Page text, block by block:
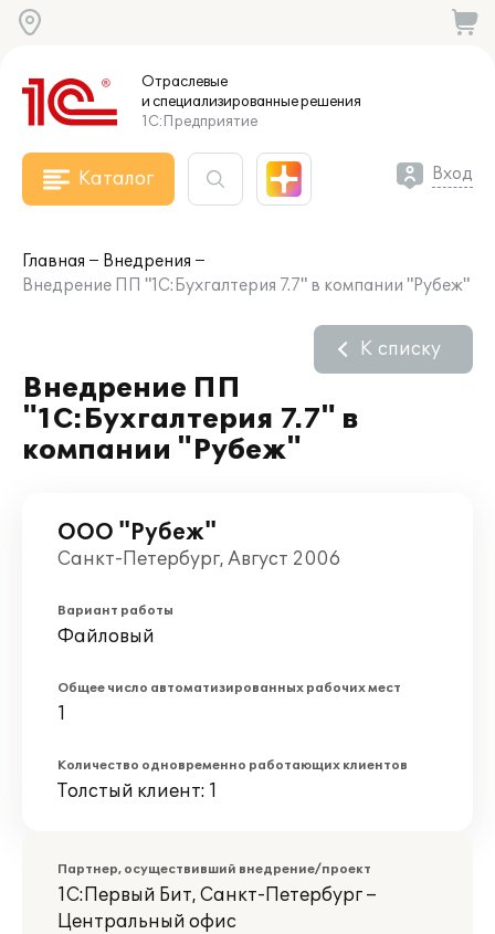
Отраслевые
и специализированныерешения
1С:Предприятие
Каталог Вход
Главная
Внедрения
Внедрение ПП "1С:Бухгалтерия 7.7" в компании "Рубеж"
Внедрение ПП
"1С:Бухгалтерия 7.7" в
компании "Рубеж"
К списку
ООО "Рубеж"
Санкт-Петербург, Август 2006
Вариант работы
Файловый
Общее число автоматизированных рабочих мест
1
Количество одновременно работающих клиентов
Толстый клиент: 1
Партнер, осуществивший внедрение/проект
1С:Первый Бит, Санкт-Петербург –
Центральный офис